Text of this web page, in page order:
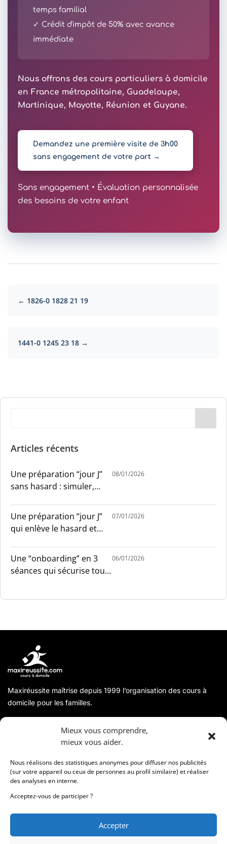
Mieux vous comprendre,
mieux vous aider.
Nous réalisons des statistiques anonymes pour diffuser nos publicités
(sur votre appareil ou ceux de personnes au profil similaire) et réaliser
des analyses en interne.
Acceptez-vous de participer ?
Accepter
temps familial
✓ Crédit d'impôt de 50% avec avance
immédiate
Nous offrons des cours particuliers à domicile
en France métropolitaine, Guadeloupe,
Martinique, Mayotte, Réunion et Guyane.
Demandez une première visite de 3h00
sans engagement de votre part →
Sans engagement • Évaluation personnalisée
des besoins de votre enfant
← 1826-0 1828 21 19
1441-0 1245 23 18 →
Articles récents
Une préparation “jour J”
sans hasard : simuler,
08/01/2026
Une préparation “jour J”
qui enlève le hasard et
07/01/2026
Une “onboarding” en 3
séances qui sécurise tout
06/01/2026
Maxiréussite maîtrise depuis 1999 l’organisation des cours à
domicile pour les familles.
Coordonnées